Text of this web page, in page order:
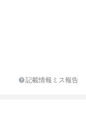
記載情報ミス報告